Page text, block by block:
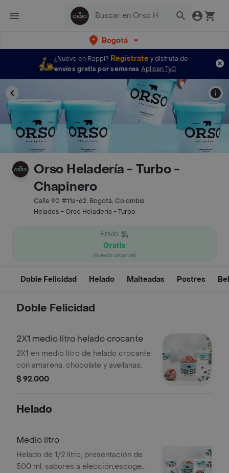
Bogotá
¿Nuevo en Rappi? Regístratey disfruta de
envíos gratis por semanas Aplican TyC
Orso Heladería - Turbo -
Chapinero
Calle 90 #11a-62, Bogotá, Colombia
Helados - Orso Heladería - Turbo
Envío
Gratis
(nuevos usuarios)
Doble Felicidad Helado Malteadas Postres
Doble Felicidad
2X1 medio litro helado crocante
2X1 en medio litro de helado crocante
con amarena, chocolate y avellanas.
$ 92.000
Helado
Medio litro
Helado de 1/2 litro, presentación de
500 ml. sabores a elección,escoge